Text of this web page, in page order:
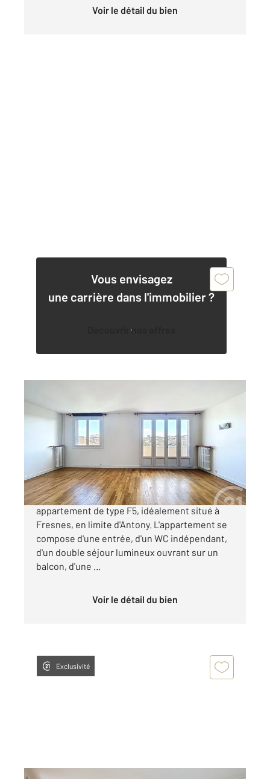
Voir le détail du bien
Vous envisagez
une carrière dans l'immobilier ?
Découvrir nos offres
Ref : 10009
Appartement F5 à vendre
259 900 €
CENTURY 21 Eureka vous propose cet
appartement de type F5, idéalement situé à
Fresnes, en limite d'Antony. L'appartement se
compose d'une entrée, d'un WC indépendant,
d'un double séjour lumineux ouvrant sur un
balcon, d'une ...
Voir le détail du bien
Exclusivité